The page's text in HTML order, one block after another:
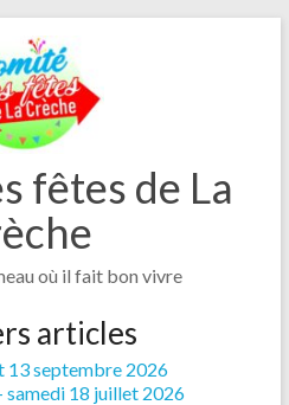
fêtes de La
où il fait bon vivre
articles
13 septembre 2026
samedi 18 juillet 2026